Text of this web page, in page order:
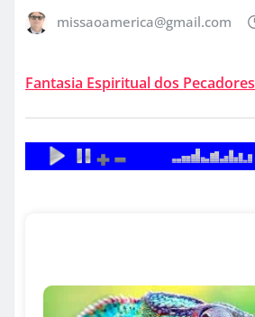
missaoamerica@gmail.com
Fantasia Espiritual dos Pecadores